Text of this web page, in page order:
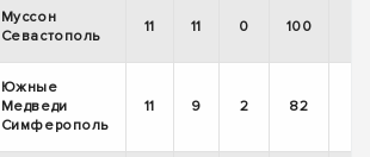
Муссон
Севастополь
11 11 0 100
Южные
Медведи
Симферополь
11 9 2 82